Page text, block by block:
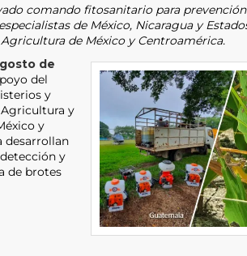
comando fitosanitario para
de México, Nicaragua y
de México y Centroamérica.
de
del
y
y
y
desarrollan
y
de brotes